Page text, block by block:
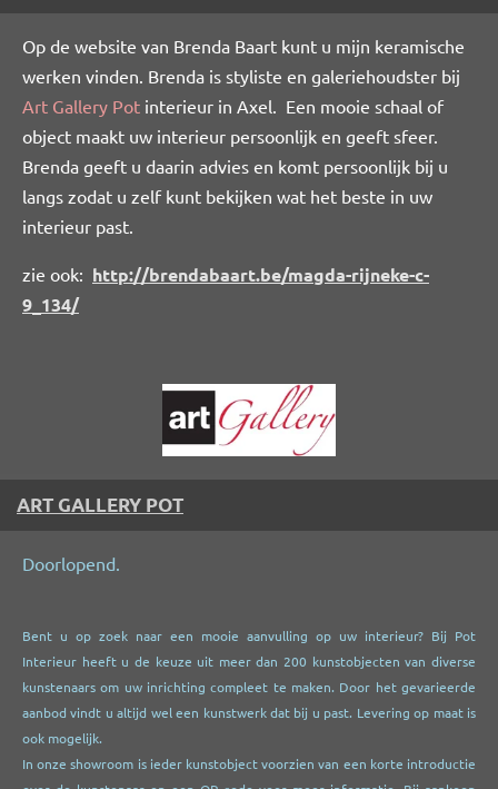
Op de website van Brenda Baart kunt u mijn keramische
werken vinden. Brenda is styliste en galeriehoudster bij
Art Gallery Pot interieur in Axel. Een mooie schaal of
object maakt uw interieur persoonlijk en geeft sfeer.
Brenda geeft u daarin advies en komt persoonlijk bij u
langs zodat u zelf kunt bekijken wat het beste in uw
interieur past.
zie ook: http://brendabaart.be/magda-rijneke-c-
9_134/
ART GALLERY POT
Doorlopend.
Bent u op zoek naar een mooie aanvulling op uw interieur? Bij Pot
Interieur heeft u de keuze uit meer dan 200 kunstobjecten van diverse
kunstenaars om uw inrichting compleet te maken. Door het gevarieerde
aanbod vindt u altijd wel een kunstwerk dat bij u past. Levering op maat is
ook mogelijk.
In onze showroom is ieder kunstobject voorzien van een korte introductie